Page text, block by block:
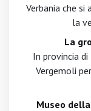
Verbania che
la
La
In provincia
Vergemoli
Museo